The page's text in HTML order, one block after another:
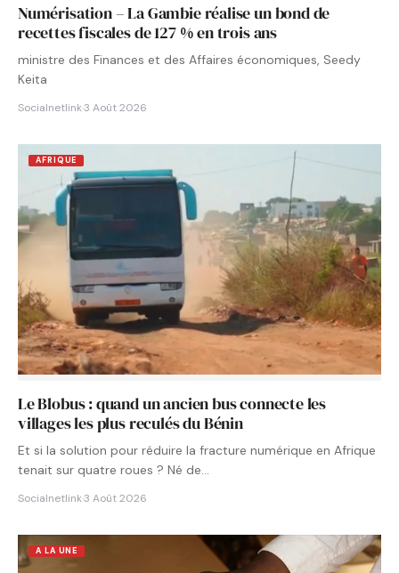
Numérisation – La Gambie réalise un bond de
recettes fiscales de 127 % en trois ans
ministre des Finances et des Affaires économiques, Seedy
Keita
Socialnetlink·3 Août 2026
AFRIQUE
Le Blobus : quand un ancien bus connecte les
villages les plus reculés du Bénin
Et si la solution pour réduire la fracture numérique en Afrique
tenait sur quatre roues ? Né de…
Socialnetlink·3 Août 2026
A LA UNE